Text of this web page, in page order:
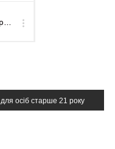
осіб старше 21 року